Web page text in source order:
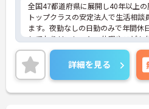
全国47都道府県に展開し40年以上
トップクラスの安定法人で生活相談
ます。夜勤なしの日勤のみで年間休
しておりリフレッシュ休暇やこども
ステージに合わせた働き方が可能で
当の全額還元や実績最大105万円の
者1万円などの手厚い扶養手当をご
独自の福利厚生制度によるお祝い金
どスタッフの生活を支える制度も充
詳細を見る